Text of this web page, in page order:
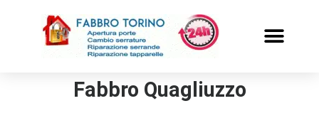
Fabbro Quagliuzzo